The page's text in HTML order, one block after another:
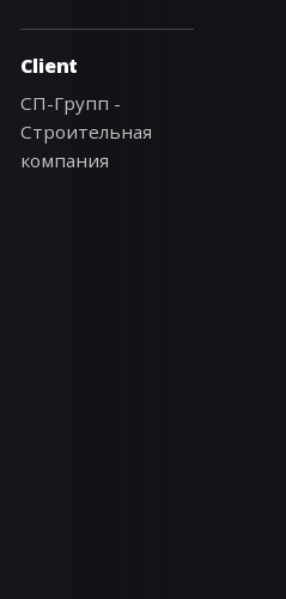
Client
СП-Групп -
Строительная
компания